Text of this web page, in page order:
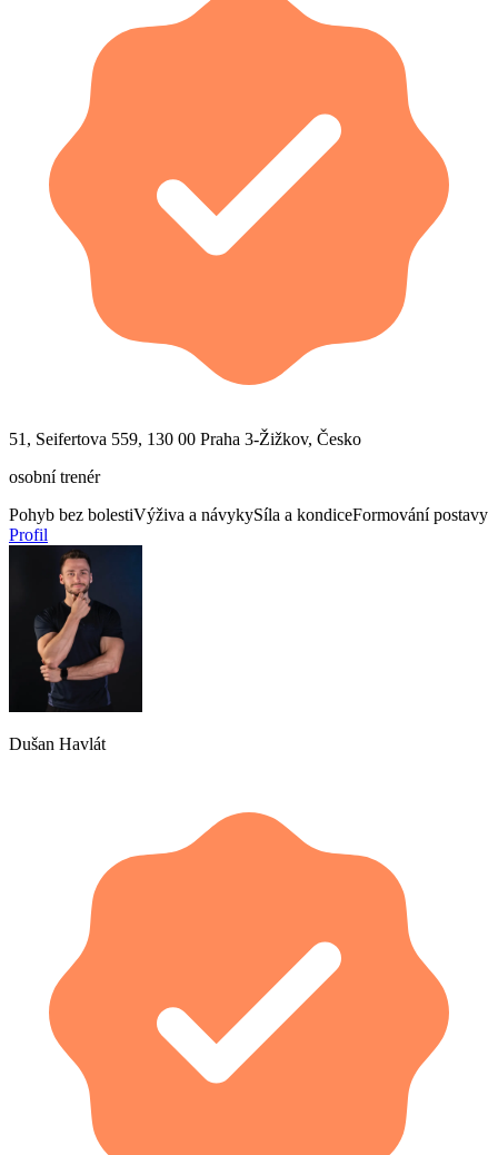
51, Seifertova 559, 130 00 Praha 3-Žižkov, Česko
osobní trenér
Pohyb bez bolestiVýživa a návykySíla a kondiceFormování postavy
Profil
Dušan Havlát